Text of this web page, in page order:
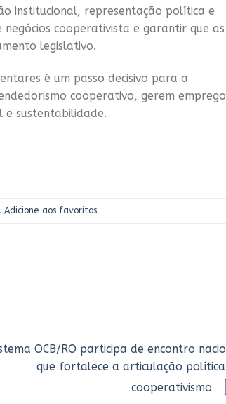
institucional, representação política e
cooperativista e garantir que as
legislativo.
é um passo decisivo para a
cooperativo, gerem
e sustentabilidade.
.Adicione aos favoritos.
OCB/RO participa de encontro
que fortalece a articulação
cooperativismo